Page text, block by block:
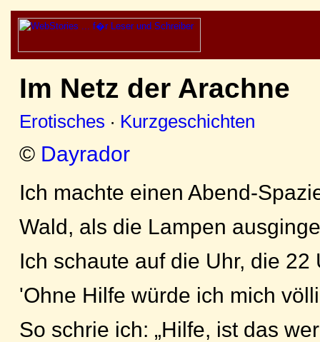
Im Netz der Arachne
Erotisches · Kurzgeschichten
© Dayrador
Ich machte einen Abend-
Wald, als die Lampen
Ich schaute auf die Uhr, die 22
'Ohne Hilfe würde ich mich
So schrie ich: „Hilfe, ist das